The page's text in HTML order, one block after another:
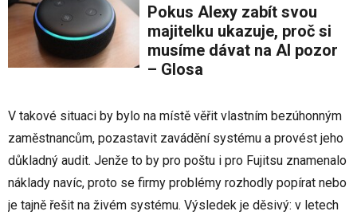
Pokus Alexy zabít svou
majitelku ukazuje, proč si
musíme dávat na AI pozor
– Glosa
V takové situaci by bylo na místě věřit vlastním bezúhonným
zaměstnancům, pozastavit zavádění systému a provést jeho
důkladný audit. Jenže to by pro poštu i pro Fujitsu znamenalo
náklady navíc, proto se firmy problémy rozhodly popírat nebo
je tajně řešit na živém systému. Výsledek je děsivý: v letech